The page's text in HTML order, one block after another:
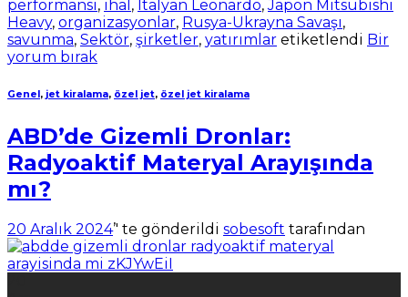
performansı, ihal , İtalyan Leonardo,Japon Mitsubishi
Heavy, organizasyonlar, Rusya-Ukrayna Savaşı,
savunma, Sektör, şirketler, yatırımlar etiketlendi Bir
yorum bırak
Genel, jet kiralama, özel jet, özel jet kiralama
ABD’de Gizemli Dronlar:
Radyoaktif Materyal Arayışında
mı?
20 Aralık 2024’' te gönderildi sobesoft tarafından